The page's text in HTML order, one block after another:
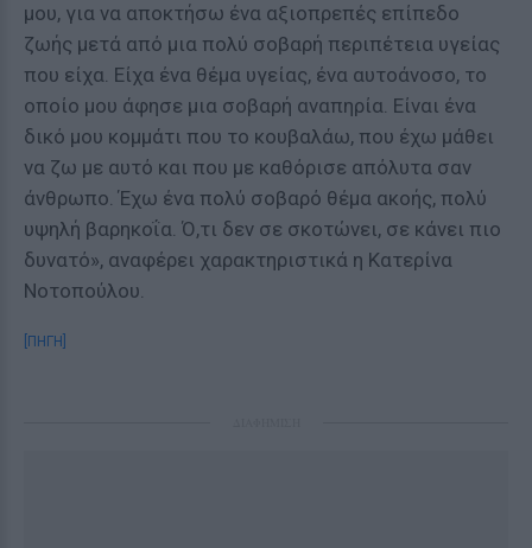
μου, για να αποκτήσω ένα αξιοπρεπές επίπεδο
ζωής μετά από μια πολύ σοβαρή περιπέτεια υγείας
που είχα. Είχα ένα θέμα υγείας, ένα αυτοάνοσο, το
οποίο μου άφησε μια σοβαρή αναπηρία. Είναι ένα
δικό μου κομμάτι που το κουβαλάω, που έχω μάθει
να ζω με αυτό και που με καθόρισε απόλυτα σαν
άνθρωπο. Έχω ένα πολύ σοβαρό θέμα ακοής, πολύ
υψηλή βαρηκοΐα. Ό,τι δεν σε σκοτώνει, σε κάνει πιο
δυνατό», αναφέρει χαρακτηριστικά η Κατερίνα
Νοτοπούλου.
[ΠΗΓΗ]